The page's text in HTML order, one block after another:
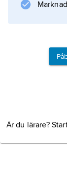
Är du lärare?